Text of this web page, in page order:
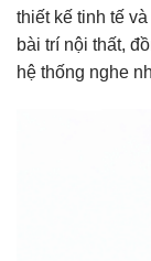
thiết kế tinh tế
bài trí nội thất,
hệ thống nghe